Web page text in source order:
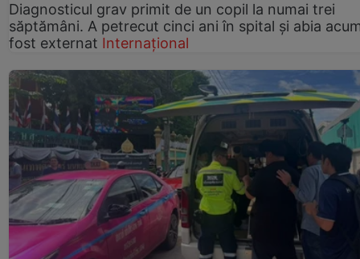
Diagnosticul grav primit de un copil la numai trei
săptămâni. A petrecut cinci ani în spital și abia
fost externat Internațional